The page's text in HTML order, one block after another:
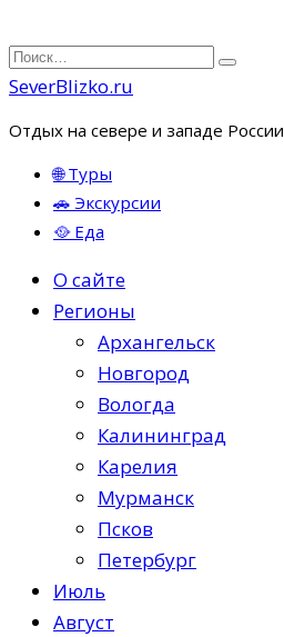
Перейти
к
Search
for:
SeverBlizko.ru
Отдых на севере и западе России
🌐 Туры
🚗 Экскурсии
🥘 Еда
О сайте
Регионы
Архангельск
Новгород
Вологда
Калининград
Карелия
Мурманск
Псков
Петербург
Июль
Август